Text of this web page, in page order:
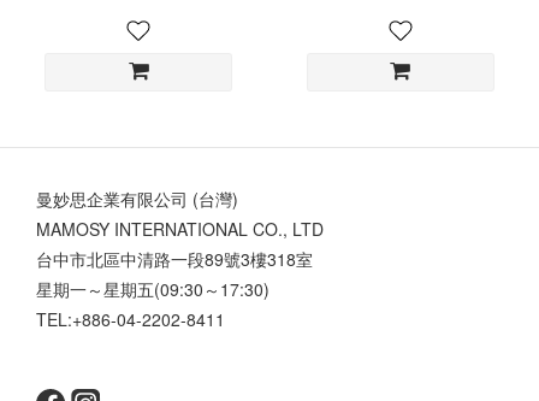
曼妙思企業有限公司 (台灣)
MAMOSY INTERNATIONAL CO., LTD
台中市北區中清路一段89號3樓318室
星期一～星期五(09:30～17:30)
TEL:+886-04-2202-8411